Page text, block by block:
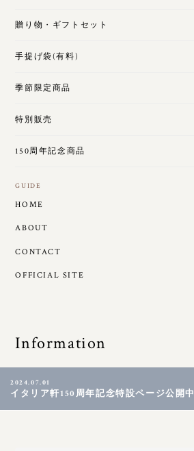
贈り物・ギフトセット
手提げ袋(有料)
季節限定商品
特別販売
150周年記念商品
GUIDE
HOME
ABOUT
CONTACT
OFFICIAL SITE
Information
2024.07.01
イタリア軒150周年記念特設ページ公開中